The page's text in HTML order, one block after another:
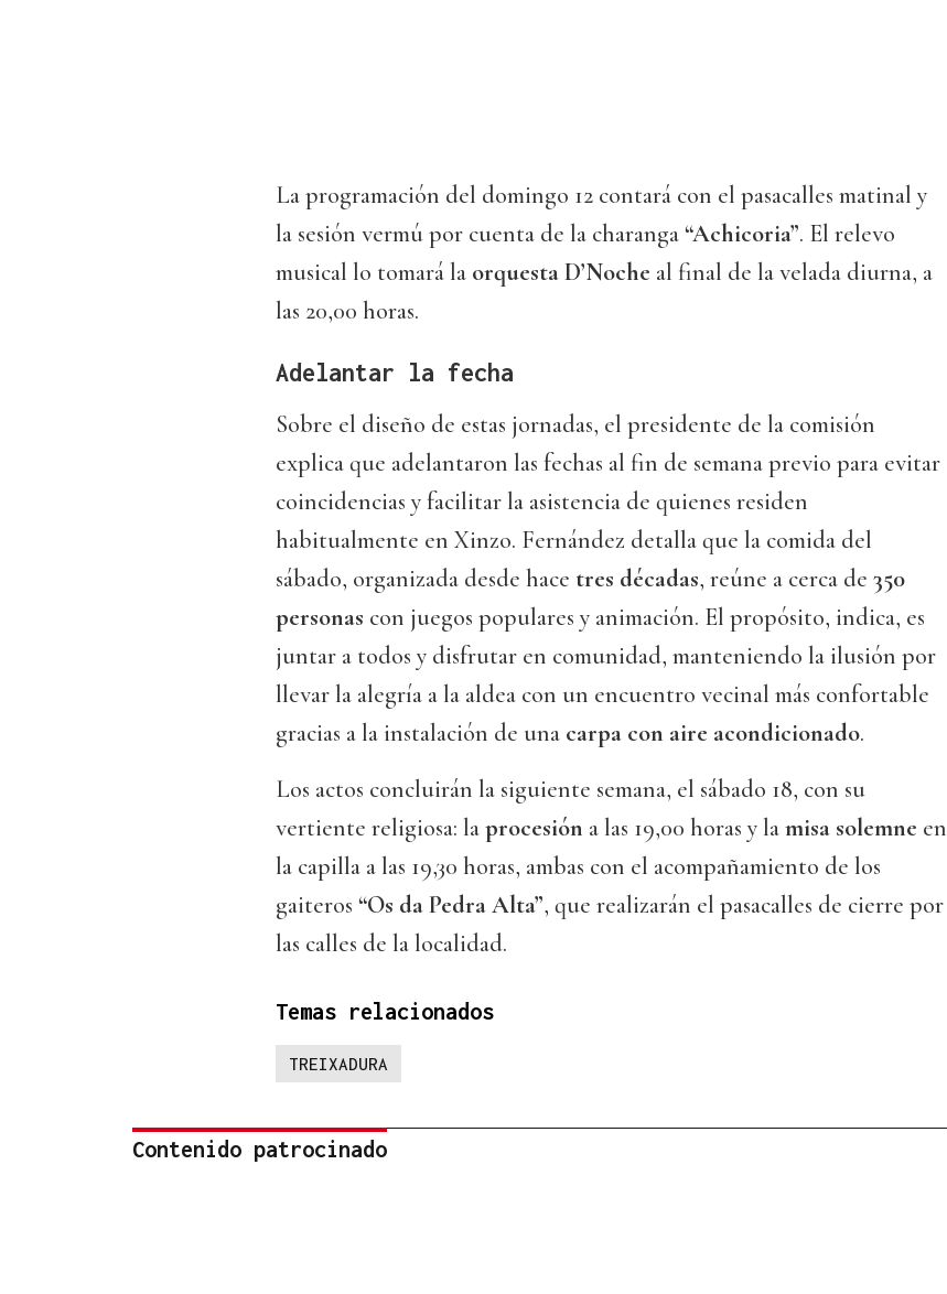
La programación del domingo 12 contará con el pasacalles matinal y
la sesión vermú por cuenta de la charanga“Achicoria”. El relevo
musical lo tomará la orquesta D’Noche al final de la velada diurna, a
las 20,00 horas.
Adelantar la fecha
Sobre el diseño de estas jornadas, el presidente de la comisión
explica que adelantaron las fechas al fin de semana previo para evitar
coincidencias y facilitar la asistencia de quienes residen
habitualmente en Xinzo. Fernández detalla que la comida del
sábado, organizada desde hace tres décadas, reúne a cerca de 350
personas con juegos populares y animación. El propósito, indica, es
juntar a todos y disfrutar en comunidad, manteniendo la ilusión por
llevar la alegría a la aldea con un encuentro vecinal más confortable
gracias a la instalación de una carpa con aire acondicionado.
Los actos concluirán la siguiente semana, el sábado 18, con su
vertiente religiosa: laprocesión a las 19,00 horas y lamisa solemne en
la capilla a las 19,30 horas, ambas con el acompañamiento de los
gaiteros “Os da Pedra Alta”, que realizarán el pasacalles de cierre por
las calles de la localidad.
Temas relacionados
TREIXADURA
Contenido patrocinado